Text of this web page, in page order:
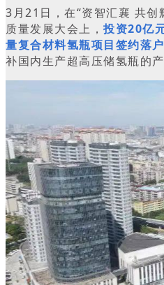
3月21日，在“资智汇襄 共创
质量发展大会上， 投资20亿
量复合材料氢瓶项目签约落
补国内生产超高压储氢瓶的产